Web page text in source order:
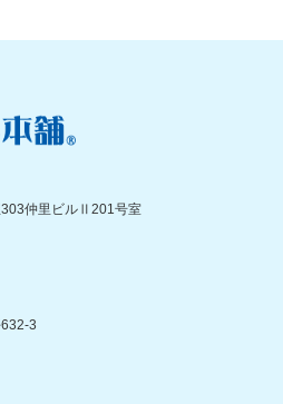
仲里ビルⅡ201号室
3